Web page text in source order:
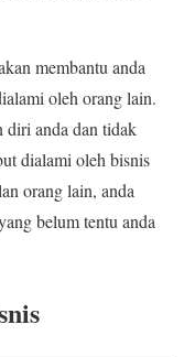
membantu anda
oleh orang lain.
diri anda dan tidak
dialami oleh bisnis
orang lain, anda
belum tentu anda